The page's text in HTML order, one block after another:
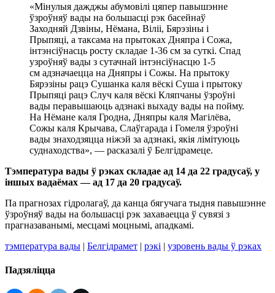
«Мінулыя дажджы абумовілі цяпер павышэнне
ўзроўняў вады на большасці рэк басейнаў
Заходняй Дзвіны, Нёмана, Віліі, Бярэзіны і
Прыпяці, а таксама на прытоках Дняпра і Сожа,
інтэнсіўнасць росту складае 1-36 см за суткі. Спад
узроўняў вады з сутачнай інтэнсіўнасцю 1-5
см адзначаецца на Дняпры і Сожы. На прытоку
Бярэзіны рацэ Сушанка каля вёскі Суша і прытоку
Прыпяці рацэ Случ каля вёскі Кляпчаны ўзроўні
вады перавышаюць адзнакі выхаду вады на пойму.
На Нёмане каля Гродна, Дняпры каля Магілёва,
Сожы каля Крычава, Слаўгарада і Гомеля ўзроўні
вады знаходзяцца ніжэй за адзнакі, якія лімітуюць
суднаходства», — расказалі ў Белгідрамеце.
Тэмпература вады ў рэках складае ад 14 да 22 градусаў, у
іншых вадаёмах — ад 17 да 20 градусаў.
Па прагнозах гідролагаў, да канца бягучага тыдня павышэнне
ўзроўняў вады на большасці рэк захаваецца ў сувязі з
прагназаванымі, месцамі моцнымі, ападкамі.
тэмпература вады | Белгідрамет | рэкі | узровень вады ў рэках
Падзяліцца